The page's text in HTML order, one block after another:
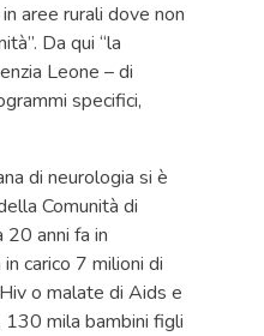
aree rurali dove non
Da qui “la
Leone – di
specifici,
di neurologia si è
Comunità di
20 anni fa in
carico 7 milioni di
o malate di Aids e
mila bambini figli